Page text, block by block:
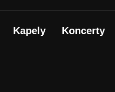
Kapely Koncerty